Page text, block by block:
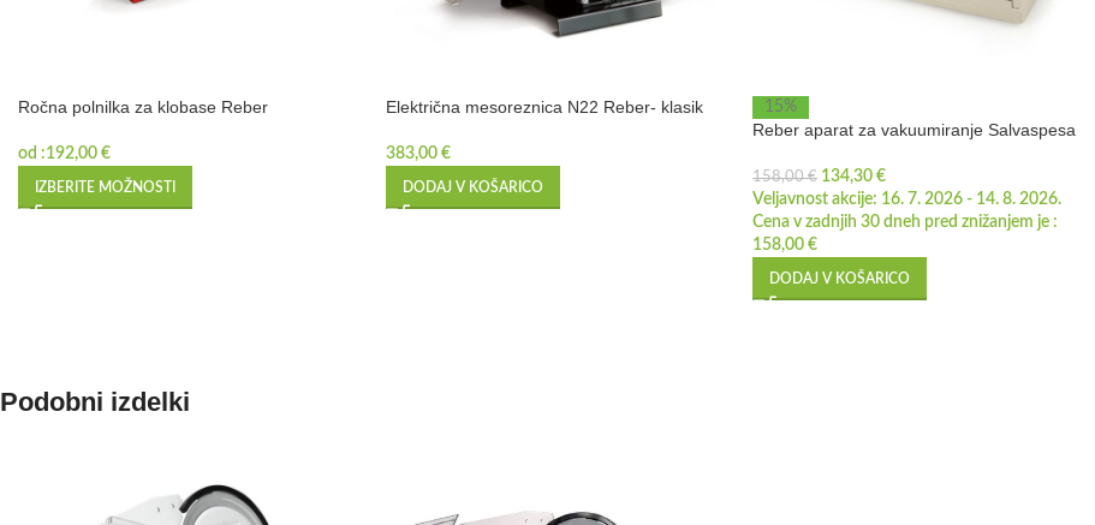
Ročna polnilka za klobase Reber
od :192,00 €
IZBERITE MOŽNOSTI
Električna mesoreznica N22 Reber- klasik
383,00 €
DODAJ V KOŠARICO
15%
Reber aparat za vakuumiranje Salvaspesa
158,00€ 134,30 €
Veljavnost akcije: 16. 7. 2026 - 14. 8. 2026.
Cena v zadnjih 30 dneh pred znižanjem je :
158,00 €
DODAJ V KOŠARICO
Podobni izdelki